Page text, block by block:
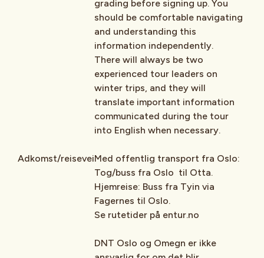
grading before signing up. You
should be comfortable navigating
and understanding this
information independently.
There will always be two
experienced tour leaders on
winter trips, and they will
translate important information
communicated during the tour
into English when necessary.
Adkomst/reiseveiMed offentlig transport fra Oslo:
Tog/buss fra Oslo til Otta.
Hjemreise: Buss fra Tyin via
Fagernes til Oslo.
Se rutetider på entur.no
DNT Oslo og Omegn er ikke